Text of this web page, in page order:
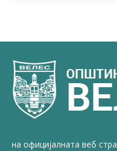
на официјалната веб